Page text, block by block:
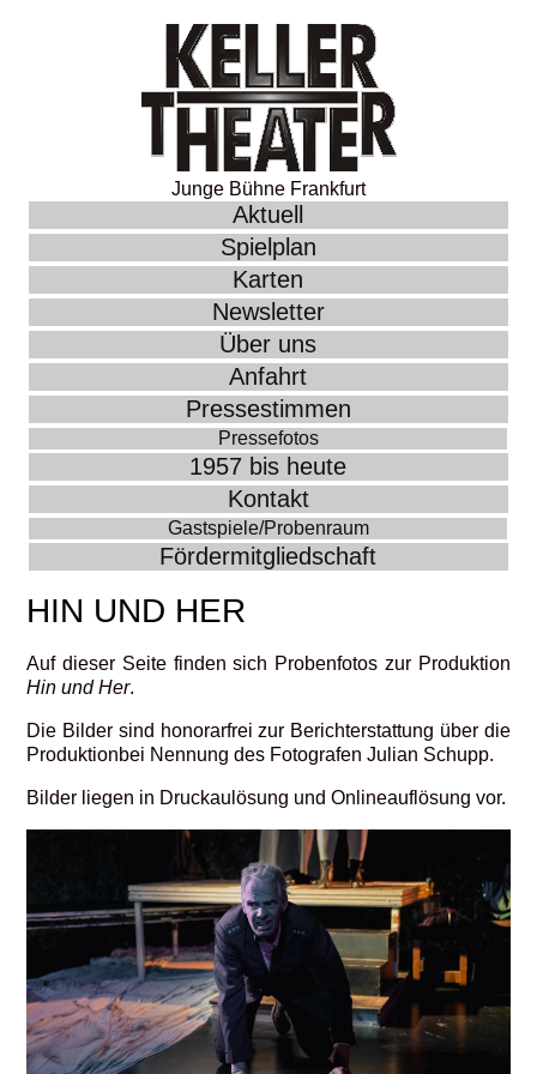
Junge Bühne Frankfurt
Aktuell
Spielplan
Karten
Newsletter
Über uns
Anfahrt
Pressestimmen
Pressefotos
1957 bis heute
Kontakt
Gastspiele/Probenraum
Fördermitgliedschaft
HIN UND HER
Auf dieser Seite finden sich Probenfotos zur Produktion
Hin und Her.
Die Bilder sind honorarfrei zur Berichterstattung über die
Produktionbei Nennung des Fotografen Julian Schupp.
Bilder liegen in Druckaulösung und Onlineauflösung vor.